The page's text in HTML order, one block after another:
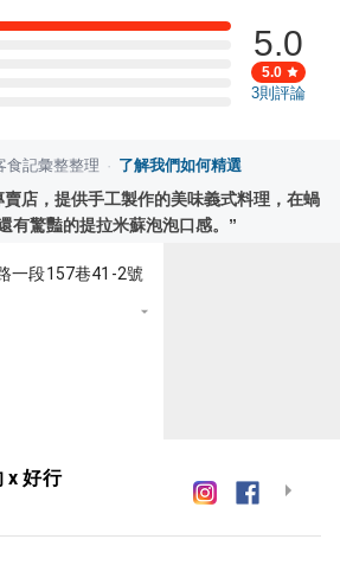
5.0
5.0
3則評論
食記彙整整理 · 了解我們如何精選
店，提供手工製作的美味義式料理，在蝸
有驚豔的提拉米蘇泡泡口感。 ”
一段157巷41-2號
x 好行